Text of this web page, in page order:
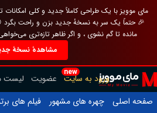
مای موویز با یک طراحی کاملاً جدید و کلی امکانات
🎉 حتماً یک سر به نسخهٔ جدید بزن و راحت
مانده تا گم نشوی ، و اگر ظاهر تازه‌تری
مشاهدهٔ نسخهٔ
new
ورود به سایت عضویت لیست
صفحه اصلی
چهره های مشهور
فیلم های